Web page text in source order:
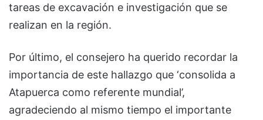
tareas de excavación e investigación que se
realizan en la región.
Por último, el consejero ha querido recordar la
importancia de este hallazgo que ‘consolida a
Atapuerca como referente mundial’,
agradeciendo al mismo tiempo el importante